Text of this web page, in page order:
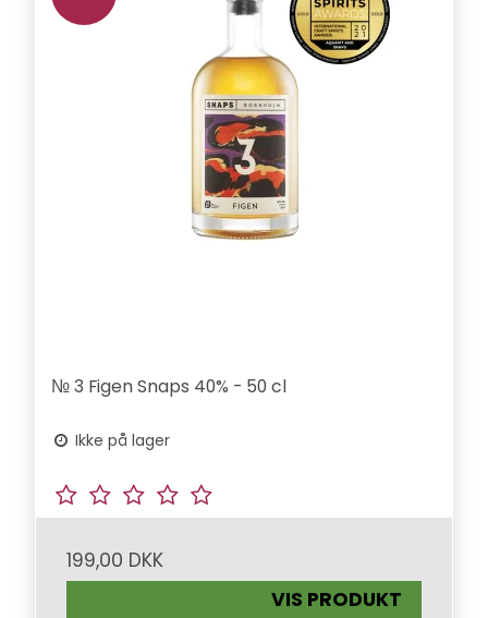
№ 3 Figen Snaps 40% - 50 cl
Ikke på lager
199,00 DKK
VIS PRODUKT